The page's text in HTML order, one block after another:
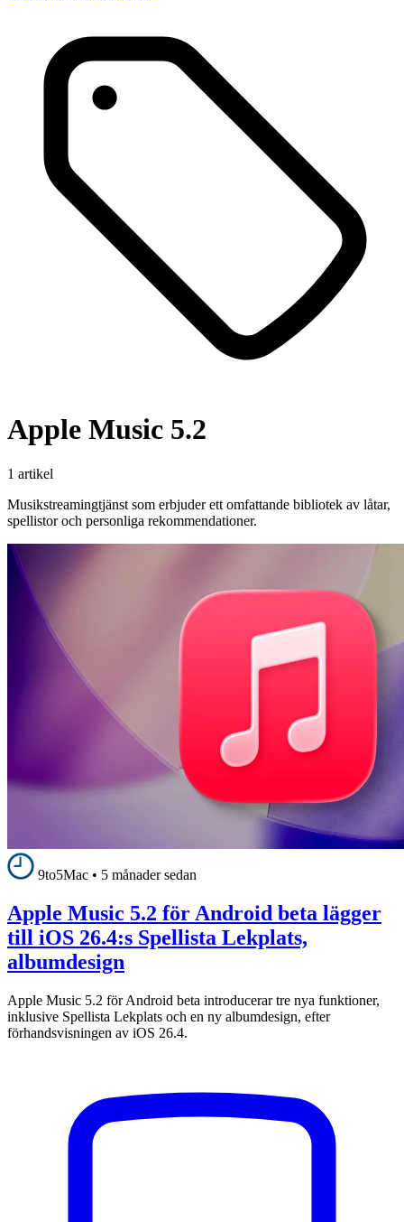
Apple Music 5.2
1 artikel
Musikstreamingtjänst som erbjuder ett omfattande bibliotek av låtar,
spellistor och personliga rekommendationer.
9to5Mac • 5 månader sedan
Apple Music 5.2 för Android beta lägger
till iOS 26.4:s Spellista Lekplats,
albumdesign
Apple Music 5.2 för Android beta introducerar tre nya funktioner,
inklusive Spellista Lekplats och en ny albumdesign, efter
förhandsvisningen av iOS 26.4.